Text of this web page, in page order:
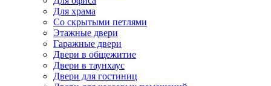
Для храма
Со скрытыми петлями
Этажные двери
Гаражные двери
Двери в общежитие
Двери в таунхаус
Двери для гостиниц